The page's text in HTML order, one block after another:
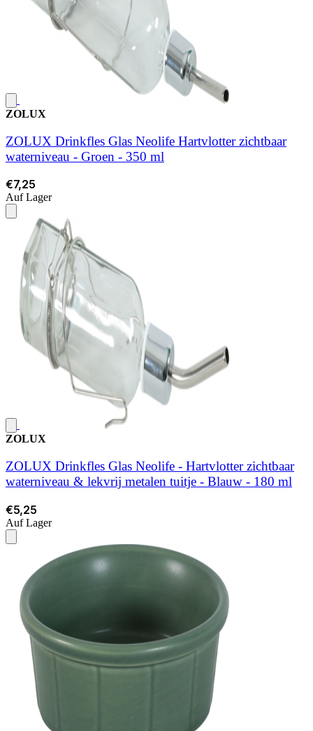
ZOLUX
ZOLUX Drinkfles Glas Neolife Hartvlotter zichtbaar
waterniveau - Groen - 350 ml
€7,25
Auf Lager
ZOLUX
ZOLUX Drinkfles Glas Neolife - Hartvlotter zichtbaar
waterniveau & lekvrij metalen tuitje - Blauw - 180 ml
€5,25
Auf Lager